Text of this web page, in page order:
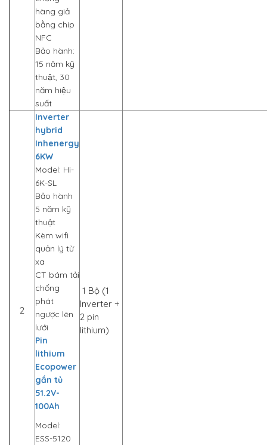
hàng giả
bằng chip
NFC
Bảo hành:
15 năm kỹ
thuật, 30
năm hiệu
suất
2
Inverter
hybrid
Inhenergy
6KW
Model: Hi-
6K-SL
Bảo hành
5 năm kỹ
thuật
Kèm wifi
quản lý từ
xa
CT bám tải
chống
phát
ngược lên
lưới
Pin
lithium
Ecopower
gắn tủ
51.2V-
100Ah
Model:
ESS-5120
1 Bộ (1
Inverter +
2 pin
lithium)